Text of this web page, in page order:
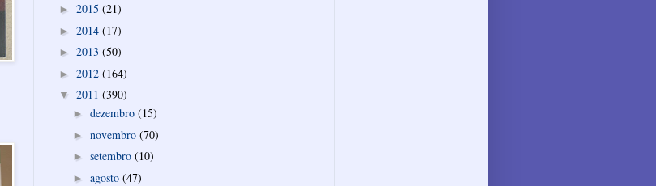
► 2015 (21)
► 2014 (17)
► 2013 (50)
► 2012 (164)
▼ 2011 (390)
► dezembro (15)
► novembro (70)
► setembro (10)
► agosto (47)